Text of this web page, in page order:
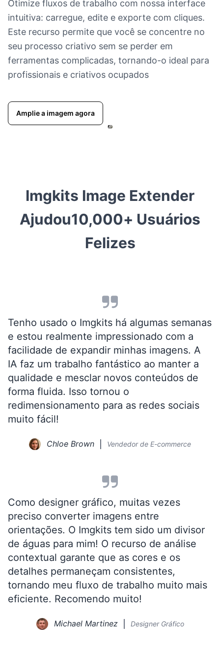
Otimize fluxos de trabalho com nossa interface
intuitiva: carregue, edite e exporte com cliques.
Este recurso permite que você se concentre no
seu processo criativo sem se perder em
ferramentas complicadas, tornando-o ideal para
profissionais e criativos ocupados
Amplie a imagem agora
Imgkits Image Extender
Ajudou10,000+ Usuários
Felizes
Tenho usado o Imgkits há algumas semanas
e estou realmente impressionado com a
facilidade de expandir minhas imagens. A
IA faz um trabalho fantástico ao manter a
qualidade e mesclar novos conteúdos de
forma fluida. Isso tornou o
redimensionamento para as redes sociais
muito fácil!
Chloe Brown Vendedor de E-commerce
Como designer gráfico, muitas vezes
preciso converter imagens entre
orientações. O Imgkits tem sido um divisor
de águas para mim! O recurso de análise
contextual garante que as cores e os
detalhes permaneçam consistentes,
tornando meu fluxo de trabalho muito mais
eficiente. Recomendo muito!
Michael Martinez Designer Gráfico